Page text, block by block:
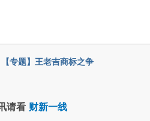
【专题】王老吉商标之争
请看 财新一线